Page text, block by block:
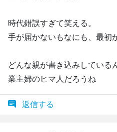
時代錯誤すぎて笑える。
手が届かないもなにも、最初
どんな親が書き込みしている
業主婦のヒマ人だろうね
返信する